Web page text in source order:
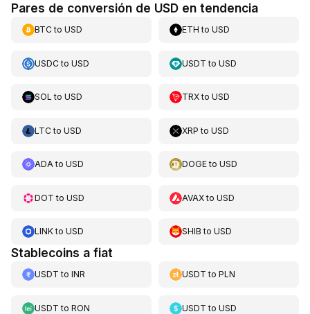
Pares de conversión de USD en tendencia
BTCto USD ETH toUSD
USDCto USD USDT toUSD
SOL to USD TRXtoUSD
LTCto USD XRP toUSD
ADAto USD DOGEtoUSD
DOT to USD AVAXtoUSD
LINKto USD SHIB toUSD
Stablecoins a fiat
USDT to INR USDT toPLN
USDT to RON USDT toUSD